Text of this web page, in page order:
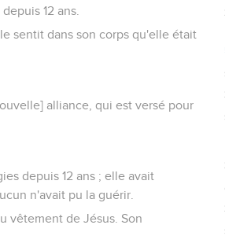
12 ans.
sentit dans son corps qu'elle était
alliance, qui est versé pour
depuis 12 ans ; elle avait
n'avait pu la guérir.
vêtement de Jésus. Son